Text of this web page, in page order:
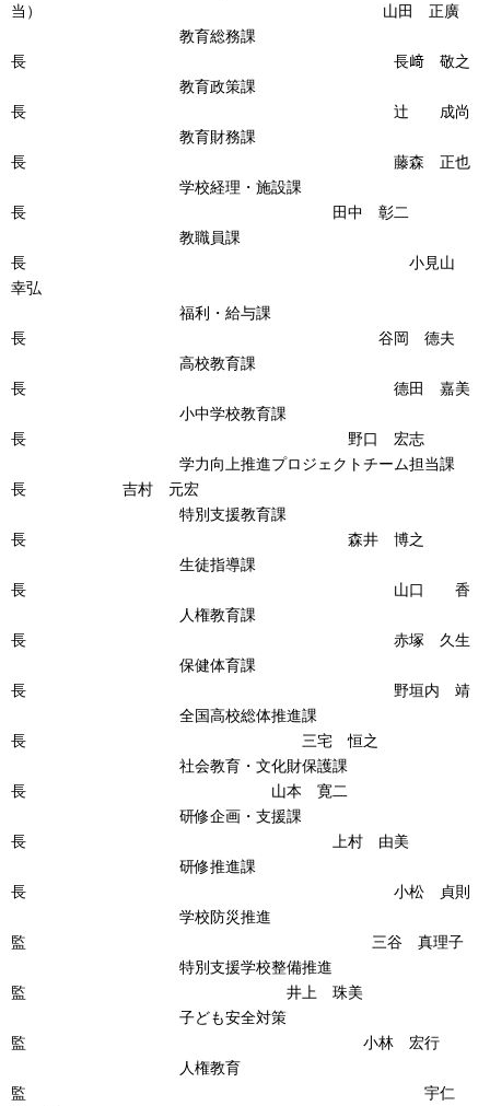
当） 山田 正廣
教育総務課
長 長﨑 敬之
教育政策課
長 辻 成尚
教育財務課
長 藤森 正也
学校経理・施設課
長 田中 彰二
教職員課
長 小見山
幸弘
福利・給与課
長 谷岡 德夫
高校教育課
長 德田 嘉美
小中学校教育課
長 野口 宏志
学力向上推進プロジェクトチーム担当課
長 吉村 元宏
特別支援教育課
長 森井 博之
生徒指導課
長 山口 香
人権教育課
長 赤塚 久生
保健体育課
長 野垣内 靖
全国高校総体推進課
長 三宅 恒之
社会教育・文化財保護課
長 山本 寛二
研修企画・支援課
長 上村 由美
研修推進課
長 小松 貞則
学校防災推進
監 三谷 真理子
特別支援学校整備推進
監 井上 珠美
子ども安全対策
監 小林 宏行
人権教育
監 宇仁